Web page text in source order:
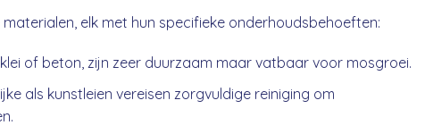
elk met hun specifieke onderhoudsbehoeften:
of beton, zijn zeer duurzaam maar vatbaar voor mosgroei.
als kunstleien vereisen zorgvuldige reiniging om